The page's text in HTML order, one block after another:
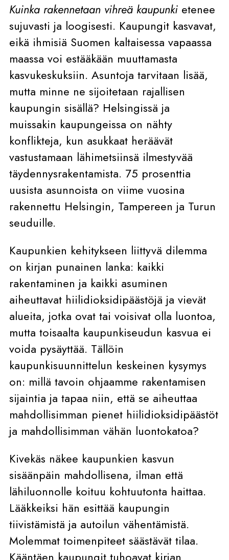
Kuinka rakennetaan vihreä kaupunki etenee
sujuvasti ja loogisesti. Kaupungit kasvavat,
eikä ihmisiä Suomen kaltaisessa vapaassa
maassa voi estääkään muuttamasta
kasvukeskuksiin. Asuntoja tarvitaan lisää,
mutta minne ne sijoitetaan rajallisen
kaupungin sisällä? Helsingissä ja
muissakin kaupungeissa on nähty
konflikteja, kun asukkaat heräävät
vastustamaan lähimetsiinsä ilmestyvää
täydennysrakentamista. 75 prosenttia
uusista asunnoista on viime vuosina
rakennettu Helsingin, Tampereen ja Turun
seuduille.
Kaupunkien kehitykseen liittyvä dilemma
on kirjan punainen lanka: kaikki
rakentaminen ja kaikki asuminen
aiheuttavat hiilidioksidipäästöjä ja vievät
alueita, jotka ovat tai voisivat olla luontoa,
mutta toisaalta kaupunkiseudun kasvua ei
voida pysäyttää. Tällöin
kaupunkisuunnittelun keskeinen kysymys
on: millä tavoin ohjaamme rakentamisen
sijaintia ja tapaa niin, että se aiheuttaa
mahdollisimman pienet hiilidioksidipäästöt
ja mahdollisimman vähän luontokatoa?
Kivekäs näkee kaupunkien kasvun
sisäänpäin mahdollisena, ilman että
lähiluonnolle koituu kohtuutonta haittaa.
Lääkkeiksi hän esittää kaupungin
tiivistämistä ja autoilun vähentämistä.
Molemmat toimenpiteet säästävät tilaa.
Kääntäen kaupungit tuhoavat kirjan